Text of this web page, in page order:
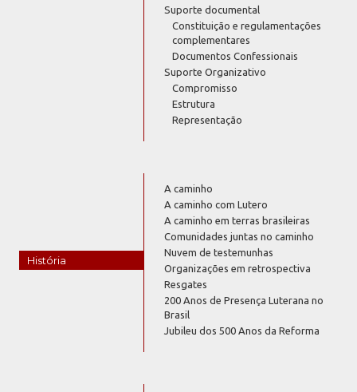
Suporte documental
Constituição e regulamentações
complementares
Documentos Confessionais
Suporte Organizativo
Compromisso
Estrutura
Representação
História
A caminho
A caminho com Lutero
A caminho em terras brasileiras
Comunidades juntas no caminho
Nuvem de testemunhas
Organizações em retrospectiva
Resgates
200 Anos de Presença Luterana no
Brasil
Jubileu dos 500 Anos da Reforma